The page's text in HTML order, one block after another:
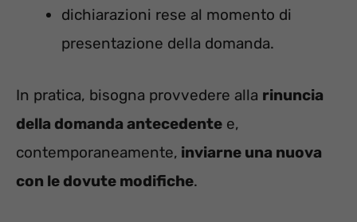
dichiarazioni rese al momento di
presentazione della domanda.
In pratica, bisogna provvedere alla rinuncia
della domanda antecedente e,
contemporaneamente, inviarne una nuova
con le dovute modifiche.